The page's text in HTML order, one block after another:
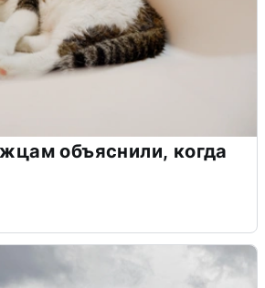
объяснили, когда